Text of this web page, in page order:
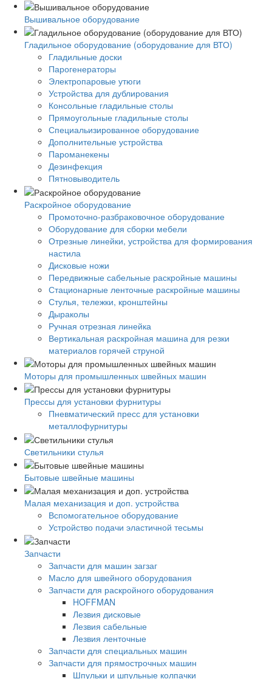
Вышивальное оборудование
Гладильное оборудование (оборудование для ВТО)
Гладильные доски
Парогенераторы
Электропаровые утюги
Устройства для дублирования
Консольные гладильные столы
Прямоугольные гладильные столы
Специальизированное оборудование
Дополнительные устройства
Пароманекены
Дезинфекция
Пятновыводитель
Раскройное оборудование
Промоточно-разбраковочное оборудование
Оборудование для сборки мебели
Отрезные линейки, устройства для формирования
настила
Дисковые ножи
Передвижные сабельные раскройные машины
Стационарные ленточные раскройные машины
Стулья, тележки, кронштейны
Дыраколы
Ручная отрезная линейка
Вертикальная раскройная машина для резки
материалов горячей струной
Моторы для промышленных швейных машин
Прессы для установки фурнитуры
Пневматический пресс для установки
металлофурнитуры
Светильники стулья
Бытовые швейные машины
Малая механизация и доп. устройства
Вспомогательное оборудование
Устройство подачи эластичной тесьмы
Запчасти
Запчасти для машин загзаг
Масло для швейного оборудования
Запчасти для раскройного оборудования
HOFFMAN
Лезвия дисковые
Лезвия сабельные
Лезвия ленточные
Запчасти для специальных машин
Запчасти для прямострочных машин
Шпульки и шпульные колпачки